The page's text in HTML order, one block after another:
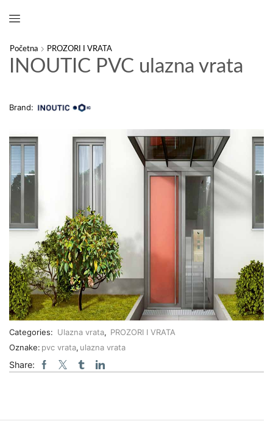
Početna PROZORI I VRATA
INOUTIC PVC ulazna vrata
Brand:
Categories: Ulazna vrata, PROZORI I VRATA
Oznake: pvc vrata, ulazna vrata
Share: